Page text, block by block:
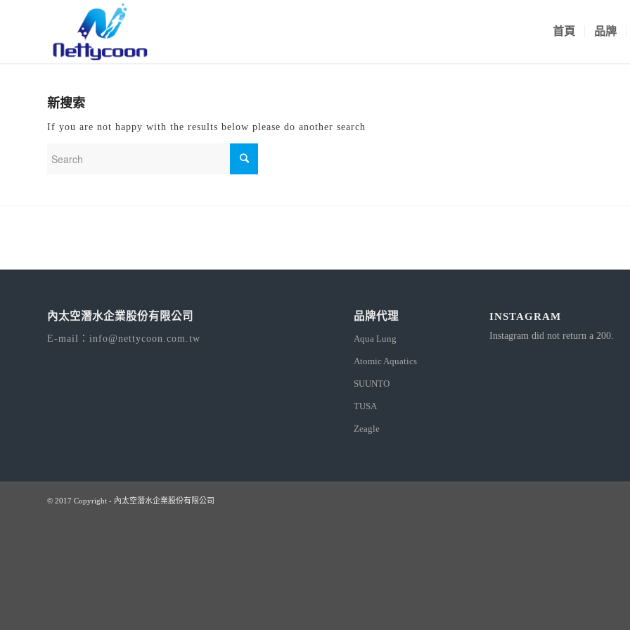
首頁 品牌
新搜索
If you are not happy with the results below please do another search
內太空潛水企業股份有限公司
E-mail： info@nettycoon.com.tw
品牌代理
Aqua Lung
Atomic Aquatics
SUUNTO
TUSA
Zeagle
INSTAGRAM
Instagram did not return a 200.
© 2017 Copyright - 內太空潛水企業股份有限公司